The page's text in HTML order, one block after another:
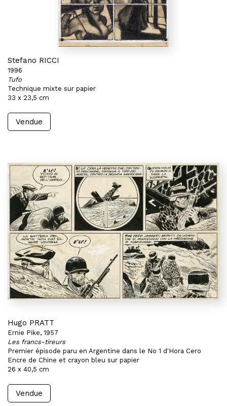
Stefano RICCI
1996
Tufo
Technique mixte sur papier
33 x 23,5 cm
Vendue
Hugo PRATT
Ernie Pike, 1957
Les francs-tireurs
Premier épisode paru en Argentine dans le No 1 d'Hora Cero
Encre de Chine et crayon bleu sur papier
26 x 40,5 cm
Vendue